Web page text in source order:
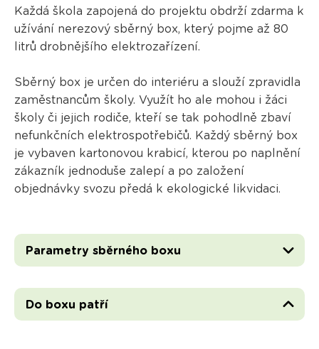
Každá škola zapojená do projektu obdrží zdarma k
užívání nerezový sběrný box, který pojme až 80
litrů drobnějšího elektrozařízení.
Sběrný box je určen do interiéru a slouží zpravidla
zaměstnancům školy. Využít ho ale mohou i žáci
školy či jejich rodiče, kteří se tak pohodlně zbaví
nefunkčních elektrospotřebičů. Každý sběrný box
je vybaven kartonovou krabicí, kterou po naplnění
zákazník jednoduše zalepí a po založení
objednávky svozu předá k ekologické likvidaci.
Parametry sběrného boxu
Do boxu patří